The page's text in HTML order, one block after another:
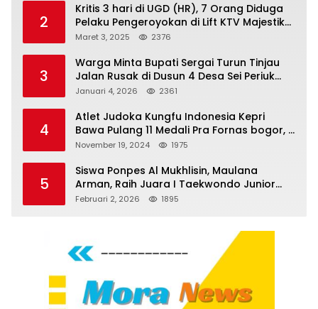
2
Kritis 3 hari di UGD (HR), 7 Orang Diduga
Pelaku Pengeroyokan di Lift KTV Majestik
Melenggang Bebas, Kantor Hukum JAP
Tanjungpinang
Maret 3, 2025 2376
3
Warga Minta Bupati Sergai Turun Tinjau
Jalan Rusak di Dusun 4 Desa Sei Periuk
Serdang Bedagai
Januari 4, 2026 2361
4
Atlet Judoka Kungfu Indonesia Kepri
Bawa Pulang 11 Medali Pra Fornas bogor, 3
Emas dan 8 Perunggu.
November 19, 2024 1975
5
Siswa Ponpes Al Mukhlisin, Maulana
Arman, Raih Juara I Taekwondo Junior
Putra di Riau National Championship 2026
Februari 2, 2026 1895